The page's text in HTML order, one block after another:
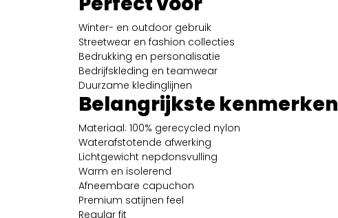
Winter- en outdoor gebruik
Streetwear en fashion collecties
Bedrukking en personalisatie
Bedrijfskleding en teamwear
Duurzame kledinglijnen
Belangrijkste kenmerken
Materiaal: 100% gerecycled nylon
Waterafstotende afwerking
Lichtgewicht nepdonsvulling
Warm en isolerend
Afneembare capuchon
Premium satijnen feel
Regular fit